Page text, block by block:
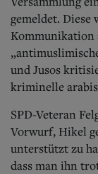
gemeldet.
Kommunikation
und Jusos
kriminelle
SPD-Veteran
Vorwurf, Hikel
unterstützt zu
dass man ihn